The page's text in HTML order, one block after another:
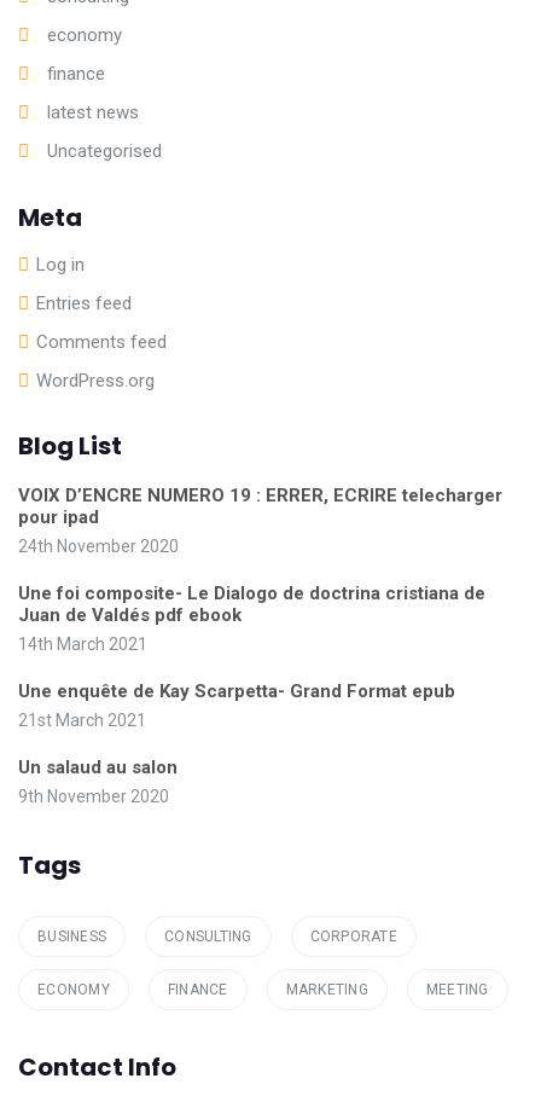
economy
finance
latest news
Uncategorised
Meta
Log in
Entries feed
Comments feed
WordPress.org
Blog List
VOIX D’ENCRE NUMERO 19 : ERRER, ECRIRE telecharger
pour ipad
24th November 2020
Une foi composite- Le Dialogo de doctrina cristiana de
Juan de Valdés pdf ebook
14th March 2021
Une enquête de Kay Scarpetta- Grand Format epub
21st March 2021
Un salaud au salon
9th November 2020
Tags
BUSINESS CONSULTING CORPORATE
ECONOMY FINANCE MARKETING MEETING
Contact Info